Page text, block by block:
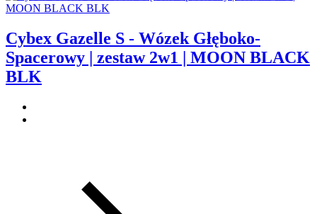
Cybex Gazelle S - Wózek Głęboko-
Spacerowy | zestaw 2w1 | MOON BLACK
BLK